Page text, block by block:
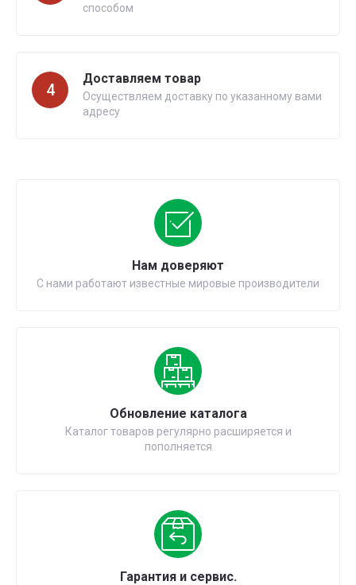
способом
4
Доставляем товар
Осуществляем доставку по указанному вами
адресу
Нам доверяют
С нами работают известные мировые производители
Обновление каталога
Каталог товаров регулярно расширяется и
пополняется
Гарантия и сервис.